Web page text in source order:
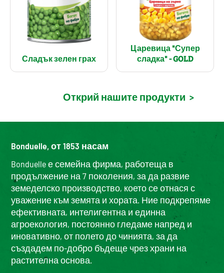
Сладък зелен грах
Царевица "Супер
сладка" - GOLD
Открий нашите продукти >
Bonduelle, от 1853 насам
Bonduelle е семейна фирма, работеща в
продължение на 7 поколения, за да развие
земеделско производство, което се отнася с
уважение към земята и хората. Ние подкрепяме
ефективната, интелигентна и единна
агроекология, постоянно гледаме напред и
иновативно, от полето до чинията, за да
създадем по-добро бъдеще чрез храни на
растителна основа.